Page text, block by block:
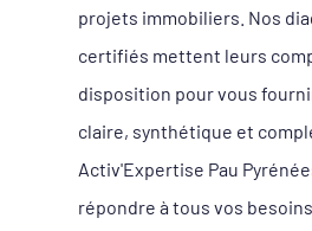
projets immobiliers. Nos
certifiés mettent leurs
disposition pour vous
claire, synthétique et
Activ'Expertise Pau
répondre à tous vos